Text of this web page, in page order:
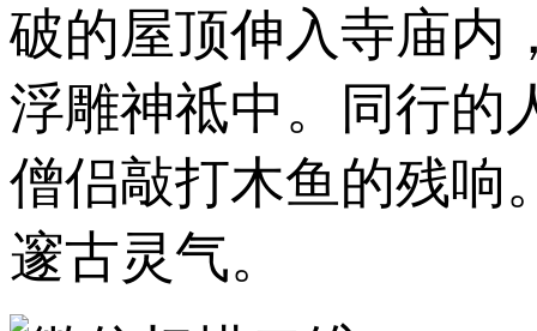
破的屋顶伸入寺庙内
浮雕神祗中。同行的
僧侣敲打木鱼的残响
邃古灵气。